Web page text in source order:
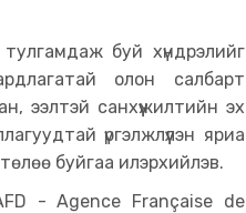
буй хүндрэлийг
олон салбарт
ээлтэй санхүүжилтийн эх
үргэлжлүүлэн яриа
буйгаа илэрхийлэв.
- Agence Française de